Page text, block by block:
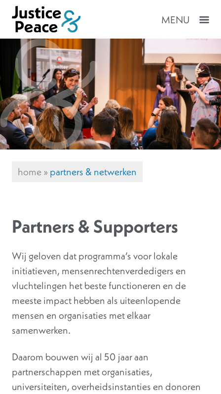
MENU
home»partners & netwerken
Partners & Supporters
Wij geloven dat programma’s voor lokale
initiatieven, mensenrechtenverdedigers en
vluchtelingen het beste functioneren en de
meeste impact hebben als uiteenlopende
mensen en organisaties met elkaar
samenwerken.
Daarom bouwen wij al 50 jaar aan
partnerschappen met organisaties,
universiteiten, overheidsinstanties en donoren